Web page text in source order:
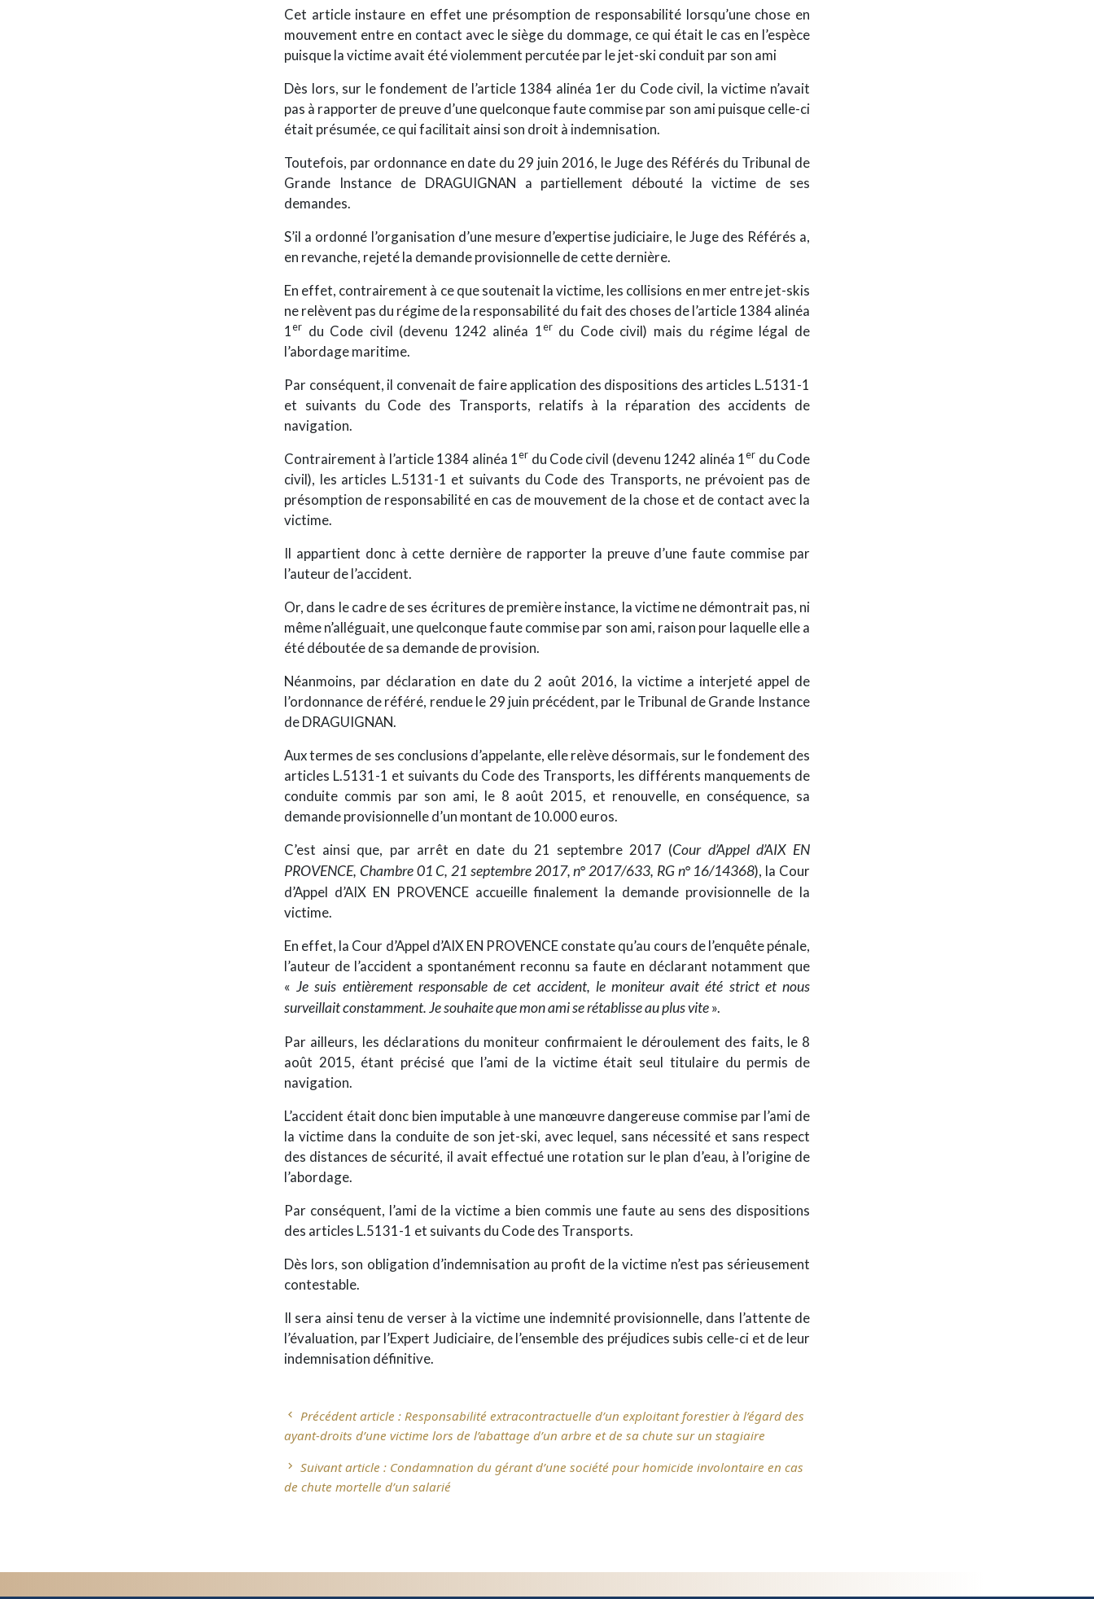
Cet article instaure en effet une présomption de responsabilité lorsqu’une chose en
mouvement entre en contact avec le siège du dommage, ce qui était le cas en l’espèce
puisque la victime avait été violemment percutée par le jet-ski conduit par son ami
Dès lors, sur le fondement de l’article 1384 alinéa 1er du Code civil, la victime n’avait
pas à rapporter de preuve d’une quelconque faute commise par son ami puisque celle-ci
était présumée, ce qui facilitait ainsi son droit à indemnisation.
Toutefois, par ordonnance en date du 29 juin 2016, le Juge des Référés du Tribunal de
Grande Instance de DRAGUIGNAN a partiellement débouté la victime de ses
demandes.
S’il a ordonné l’organisation d’une mesure d’expertise judiciaire, le Juge des Référés a,
en revanche, rejeté la demande provisionnelle de cette dernière.
En effet, contrairement à ce que soutenait la victime, les collisions en mer entre jet-skis
ne relèvent pas du régime de la responsabilité du fait des choses de l’article 1384 alinéa
1er du Code civil (devenu 1242 alinéa 1erdu Code civil) mais du régime légal de
l’abordage maritime.
Par conséquent, il convenait de faire application des dispositions des articles L.5131-1
et suivants du Code des Transports, relatifs à la réparation des accidents de
navigation.
Contrairement à l’article 1384 alinéa 1er du Code civil (devenu 1242 alinéa 1er du Code
civil), les articles L.5131-1 et suivants du Code des Transports, ne prévoient pas de
présomption de responsabilité en cas de mouvement de la chose et de contact avec la
victime.
Il appartient donc à cette dernière de rapporter la preuve d’une faute commise par
l’auteur de l’accident.
Or, dans le cadre de ses écritures de première instance, la victime ne démontrait pas, ni
même n’alléguait, une quelconque faute commise par son ami, raison pour laquelle elle a
été déboutée de sa demande de provision.
Néanmoins, par déclaration en date du 2 août 2016, la victime a interjeté appel de
l’ordonnance de référé, rendue le 29 juin précédent, par le Tribunal de Grande Instance
de DRAGUIGNAN.
Aux termes de ses conclusions d’appelante, elle relève désormais, sur le fondement des
articles L.5131-1 et suivants du Code des Transports, les différents manquements de
conduite commis par son ami, le 8 août 2015, et renouvelle, en conséquence, sa
demande provisionnelle d’un montant de 10.000 euros.
C’est ainsi que, par arrêt en date du 21 septembre 2017 (Cour d’Appel d’AIX EN
PROVENCE, Chambre 01 C, 21 septembre 2017, n° 2017/633, RG n° 16/14368), la Cour
d’Appel d’AIX EN PROVENCE accueille finalement la demande provisionnelle de la
victime.
En effet, la Cour d’Appel d’AIX EN PROVENCE constate qu’au cours de l’enquête pénale,
l’auteur de l’accident a spontanément reconnu sa faute en déclarant notamment que
«Je suis entièrement responsable de cet accident, le moniteur avait été strict et nous
surveillait constamment. Je souhaite que mon ami se rétablisse au plus vite».
Par ailleurs, les déclarations du moniteur confirmaient le déroulement des faits, le 8
août 2015, étant précisé que l’ami de la victime était seul titulaire du permis de
navigation.
L’accident était donc bien imputable à une manœuvre dangereuse commise par l’ami de
la victime dans la conduite de son jet-ski, avec lequel, sans nécessité et sans respect
des distances de sécurité, il avait effectué une rotation sur le plan d’eau, à l’origine de
l’abordage.
Par conséquent, l’ami de la victime a bien commis une faute au sens des dispositions
des articles L.5131-1 et suivants du Code des Transports.
Dès lors, son obligation d’indemnisation au profit de la victime n’est pas sérieusement
contestable.
Il sera ainsi tenu de verser à la victime une indemnité provisionnelle, dans l’attente de
l’évaluation, par l’Expert Judiciaire, de l’ensemble des préjudices subis celle-ci et de leur
indemnisation définitive.
Navigation
de
l’article
chevron_left Précédent article : Responsabilité extracontractuelle d’un exploitant forestier à l’égard des
ayant-droits d’une victime lors de l’abattage d’un arbre et de sa chute sur un stagiaire
navigate_next Suivant article : Condamnation du gérant d’une société pour homicide involontaire en cas
de chute mortelle d’un salarié